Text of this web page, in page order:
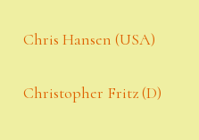
Chris Hansen (USA)
Christopher Fritz (D)